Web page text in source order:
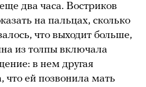
два часа. Востриков
на пальцах, сколько
что выходит больше,
из толпы включала
в нем другая
ей позвонила мать